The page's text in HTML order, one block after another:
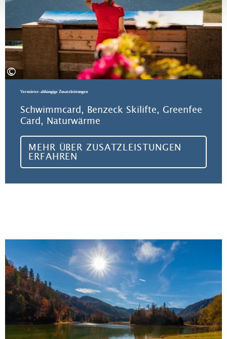
©
Vermieter-abhängige Zusatzleistungen
Schwimmcard, Benzeck Skilifte, Greenfee
Card, Naturwärme
MEHR ÜBER ZUSATZLEISTUNGEN
ERFAHREN